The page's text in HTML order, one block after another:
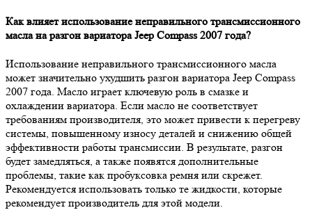
Как влияет использование неправильного трансмиссионного
масла на разгон вариатора Jeep Compass 2007 года?
Использование неправильного трансмиссионного масла
может значительно ухудшить разгон вариатора Jeep Compass
2007 года. Масло играет ключевую роль в смазке и
охлаждении вариатора. Если масло не соответствует
требованиям производителя, это может привести к перегреву
системы, повышенному износу деталей и снижению общей
эффективности работы трансмиссии. В результате, разгон
будет замедляться, а также появятся дополнительные
проблемы, такие как пробуксовка ремня или скрежет.
Рекомендуется использовать только те жидкости, которые
рекомендует производитель для этой модели.